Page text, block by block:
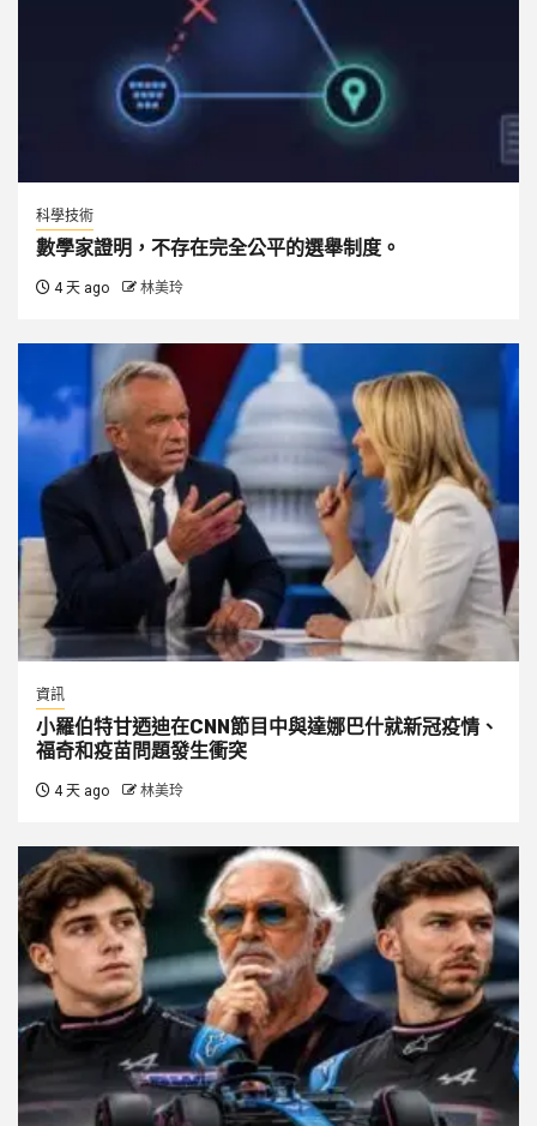
科學技術
數學家證明，不存在完全公平的選舉制度。
4 天 ago 林美玲
資訊
小羅伯特甘迺迪在CNN節目中與達娜巴什就新冠疫情、
福奇和疫苗問題發生衝突
4 天 ago 林美玲